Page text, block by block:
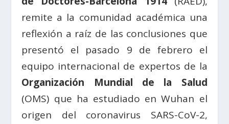
remite a la comunidad académica una
reflexión a raíz de las conclusiones que
presentó el pasado 9 de febrero el
equipo internacional de expertos de la
Organización Mundial de la Salud
(OMS) que ha estudiado en Wuhan el
origen del coronavirus SARS-CoV-2,